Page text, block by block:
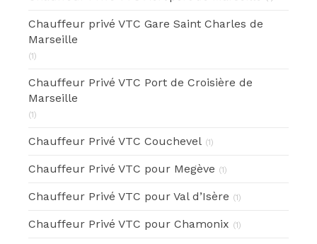
Chauffeur privé VTC Gare Saint Charles de
Marseille
(1)
Chauffeur Privé VTC Port de Croisière de
Marseille
(1)
Chauffeur Privé VTC Couchevel (1)
Chauffeur Privé VTC pour Megève (1)
Chauffeur Privé VTC pour Val d’Isère (1)
Chauffeur Privé VTC pour Chamonix (1)